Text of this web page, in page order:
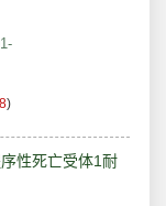
)
性死亡受体1耐